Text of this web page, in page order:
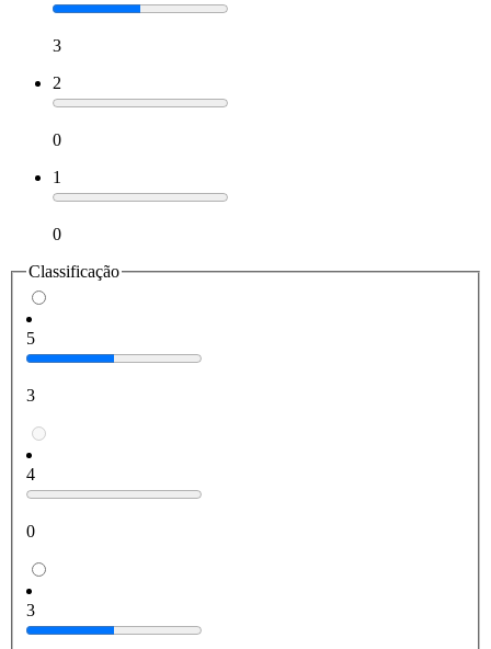
3
2
0
1
0
Classificação
5
3
4
0
3